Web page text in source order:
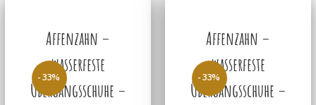
-33%
Affenzahn –
wasserfeste
Übergangsschuhe –
-33%
Affenzahn –
wasserfeste
Übergangsschuhe –